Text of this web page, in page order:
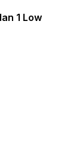
1 Low